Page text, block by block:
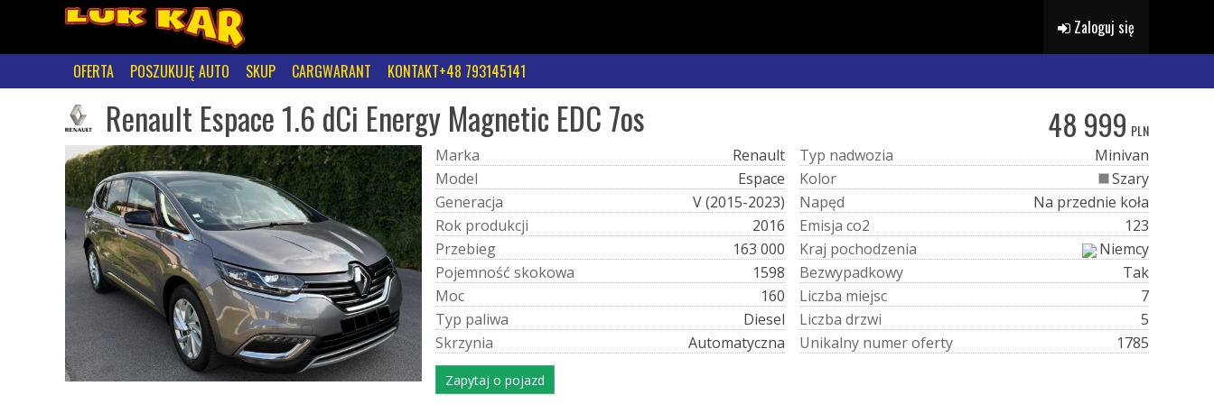
Zaloguj się
OFERTA POSZUKUJĘ AUTO SKUP CARGWARANT KONTAKT+48 793145141
Renault Espace 1.6 dCi Energy Magnetic EDC 7os 48 999 PLN
Marka
Renault
Model
Espace
Generacja
V (2015-2023)
Rok produkcji
2016
Przebieg
163 000
Pojemność skokowa
1598
Moc
160
Typ paliwa
Diesel
Skrzynia Automatyczna
Typ nadwozia
Minivan
Kolor
Szary
Napęd
Na przednie koła
Emisja co2
123
Kraj pochodzenia
Niemcy
Bezwypadkowy
Tak
Liczba miejsc
7
Liczba drzwi
5
Unikalny numeroferty 1785
Zapytaj o pojazd